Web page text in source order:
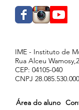
IME - Instituto de
Rua Alceu
CEP: 04105-040
CNPJ
Área do aluno